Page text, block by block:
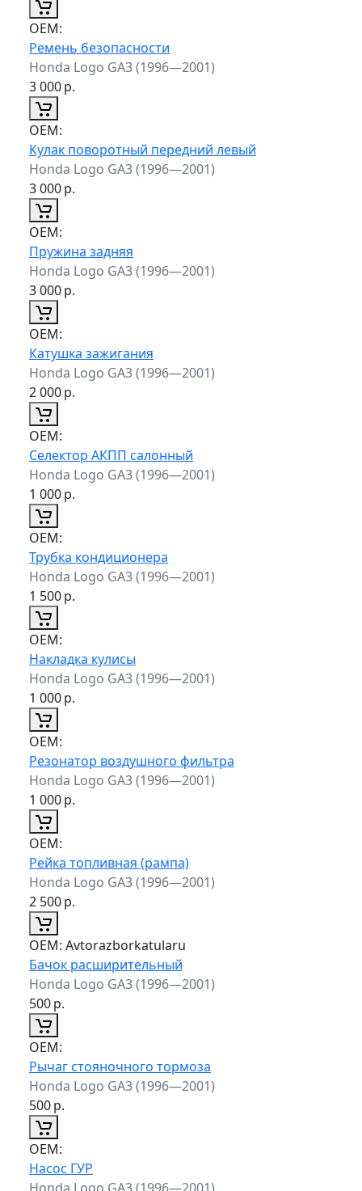
ОЕМ:
Ремень безопасности
Honda Logo GA3 (1996—2001)
3 000р.
ОЕМ:
Кулак поворотный передний левый
Honda Logo GA3 (1996—2001)
3 000р.
ОЕМ:
Пружина задняя
Honda Logo GA3 (1996—2001)
3 000р.
ОЕМ:
Катушка зажигания
Honda Logo GA3 (1996—2001)
2 000р.
ОЕМ:
Селектор АКПП салонный
Honda Logo GA3 (1996—2001)
1 000р.
ОЕМ:
Трубка кондиционера
Honda Logo GA3 (1996—2001)
1 500р.
ОЕМ:
Накладка кулисы
Honda Logo GA3 (1996—2001)
1 000р.
ОЕМ:
Резонатор воздушного фильтра
Honda Logo GA3 (1996—2001)
1 000р.
ОЕМ:
Рейка топливная (рампа)
Honda Logo GA3 (1996—2001)
2 500р.
ОЕМ: Avtorazborkatularu
Бачок расширительный
Honda Logo GA3 (1996—2001)
500р.
ОЕМ:
Рычаг стояночного тормоза
Honda Logo GA3 (1996—2001)
500р.
ОЕМ:
Насос ГУР